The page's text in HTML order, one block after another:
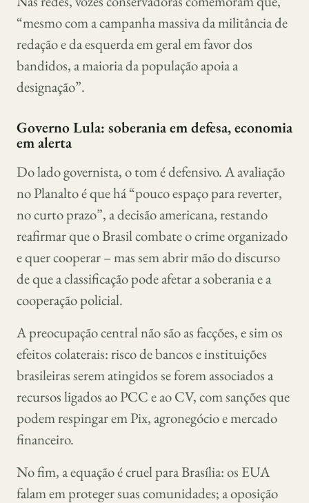
“mesmo com a campanha massiva da militância de
redação e da esquerda em geral em favor dos
bandidos, a maioria da população apoia a
designação”.
Governo Lula: soberania em defesa, economia
em alerta
Do lado governista, o tom é defensivo. A avaliação
no Planalto é que há “pouco espaço para reverter,
no curto prazo”, a decisão americana, restando
reafirmar que o Brasil combate o crime organizado
e quer cooperar – mas sem abrir mão do discurso
de que a classificação pode afetar a soberania e a
cooperação policial.
A preocupação central não são as facções, e sim os
efeitos colaterais: risco de bancos e instituições
brasileiras serem atingidos se forem associados a
recursos ligados ao PCC e ao CV, com sanções que
podem respingar em Pix, agronegócio e mercado
financeiro.
No fim, a equação é cruel para Brasília: os EUA
falam em proteger suas comunidades; a oposição